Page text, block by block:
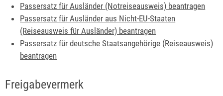
Passersatz für Ausländer (Notreiseausweis) beantragen
Passersatz für Ausländer aus Nicht-EU-Staaten
(Reiseausweis für Ausländer) beantragen
Passersatz für deutsche Staatsangehörige (Reiseausweis)
beantragen
Freigabevermerk